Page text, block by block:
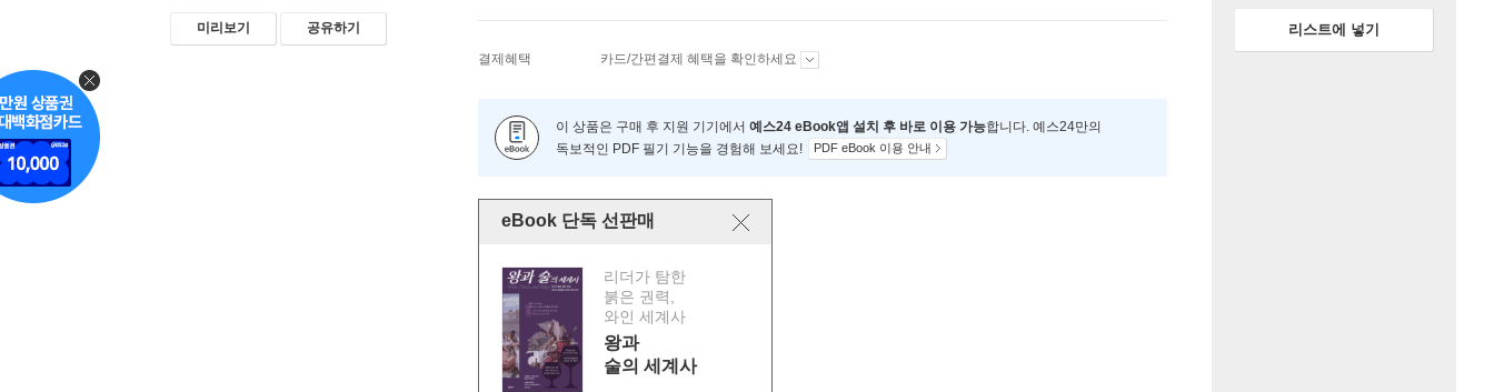
미리보기 공유하기
결제혜택 카드/간편결제 혜택을 확인하세요
이 상품은 구매 후 지원 기기에서 예스24 eBook앱 설치 후 바로 이용 가능합니다. 예스24만의
독보적인 PDF 필기 기능을 경험해 보세요!
PDF eBook 이용 안내
eBook 단독 선판매
리더가 탐한
붉은 권력,
와인 세계사
왕과
술의 세계사
리스트에 넣기